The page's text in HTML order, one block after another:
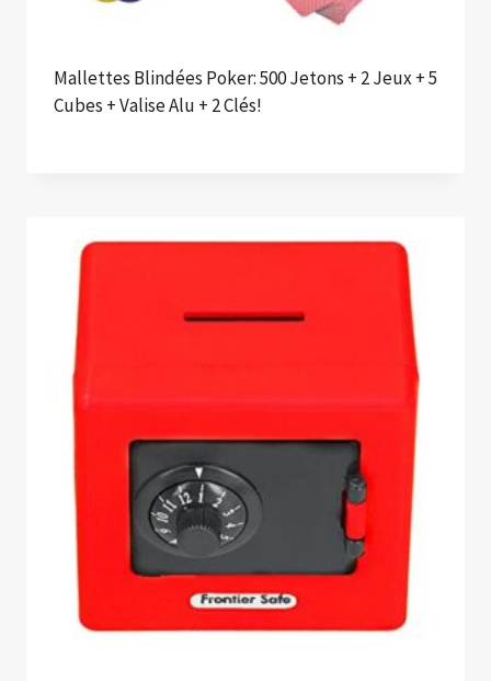
Mallettes Blindées Poker: 500 Jetons + 2 Jeux + 5
Cubes + Valise Alu + 2 Clés!